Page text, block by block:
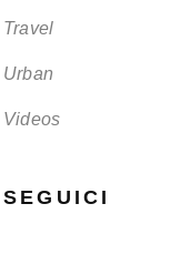
Travel
Urban
Videos
SEGUICI